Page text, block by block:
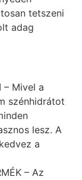
tetszeni
adag
– Mivel a
szénhidrátot
lesz. A
a
– Az